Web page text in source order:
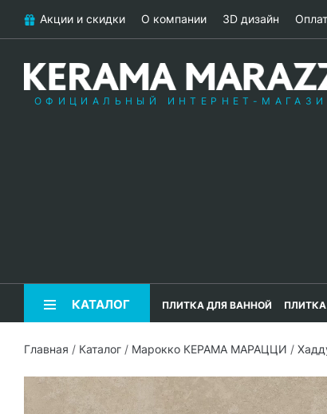
Акции и скидки О компании 3D дизайн
ОФИЦИАЛЬНЫЙ ИНТЕРНЕТ-
КАТАЛОГ ПЛИТКА ДЛЯ ВАННОЙ
Главная / Каталог / Марокко КЕРАМА МАРАЦЦИ /